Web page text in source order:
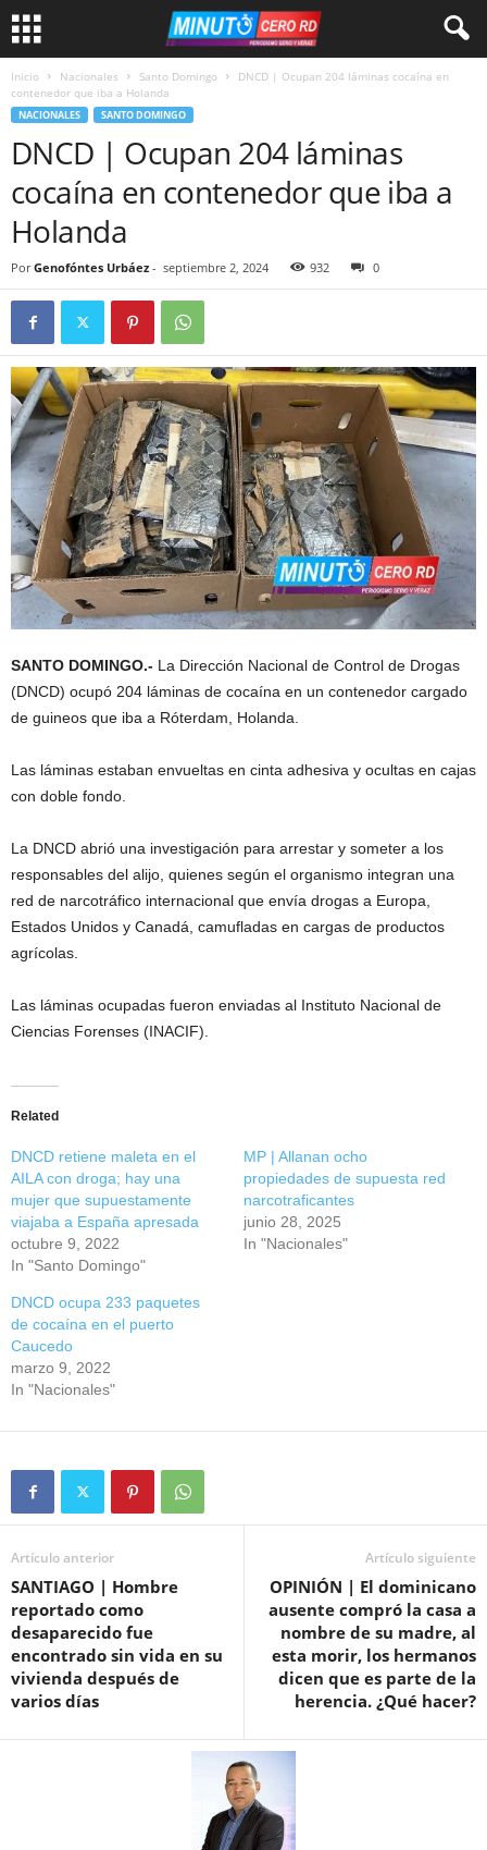
Inicio Nacionales Santo Domingo
DNCD | Ocupan 204 láminas cocaína en
contenedor que iba a Holanda
NACIONALES SANTO DOMINGO
DNCD | Ocupan 204 láminas
cocaína en contenedor que iba a
Holanda
Por Genofóntes Urbáez - septiembre 2, 2024 932 0
SANTO DOMINGO.- La Dirección Nacional de Control de Drogas
(DNCD) ocupó 204 láminas de cocaína en un contenedor cargado
de guineos que iba a Róterdam, Holanda.
Las láminas estaban envueltas en cinta adhesiva y ocultas en cajas
con doble fondo.
La DNCD abrió una investigación para arrestar y someter a los
responsables del alijo, quienes según el organismo integran una
red de narcotráfico internacional que envía drogas a Europa,
Estados Unidos y Canadá, camufladas en cargas de productos
agrícolas.
Las láminas ocupadas fueron enviadas al Instituto Nacional de
Ciencias Forenses (INACIF).
Related
DNCD retiene maleta en el
AILA con droga; hay una
mujer que supuestamente
viajaba a España apresada
octubre 9, 2022
In "Santo Domingo"
MP | Allanan ocho
propiedades de supuesta red
narcotraficantes
junio 28, 2025
In "Nacionales"
DNCD ocupa 233 paquetes
de cocaína en el puerto
Caucedo
marzo 9, 2022
In "Nacionales"
Artículo anterior
SANTIAGO | Hombre
reportado como
desaparecido fue
encontrado sin vida en su
vivienda después de
varios días
Artículo siguiente
OPINIÓN | El dominicano
ausente compró la casa a
nombre de su madre, al
esta morir, los hermanos
dicen que es parte de la
herencia. ¿Qué hacer?